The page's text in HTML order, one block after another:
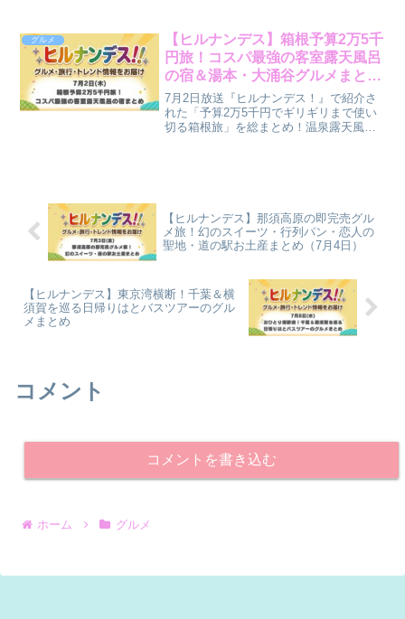
グルメ
【ヒルナンデス】箱根予算2万5千
円旅！コスパ最強の客室露天風呂
の宿＆湯本・大涌谷グルメまとめ
（7月2日）
7月2日放送『ヒルナンデス！』で紹介さ
れた「予算2万5千円でギリギリまで使い
切る箱根旅」を総まとめ！温泉露天風呂
【ヒルナンデス】那須高原の即完売グル
メ旅！幻のスイーツ・行列パン・恋人の
聖地・道の駅お土産まとめ（7月4日）
【ヒルナンデス】東京湾横断！千葉＆横
須賀を巡る日帰りはとバスツアーのグル
メまとめ
コメント
コメントを書き込む
ホーム グルメ